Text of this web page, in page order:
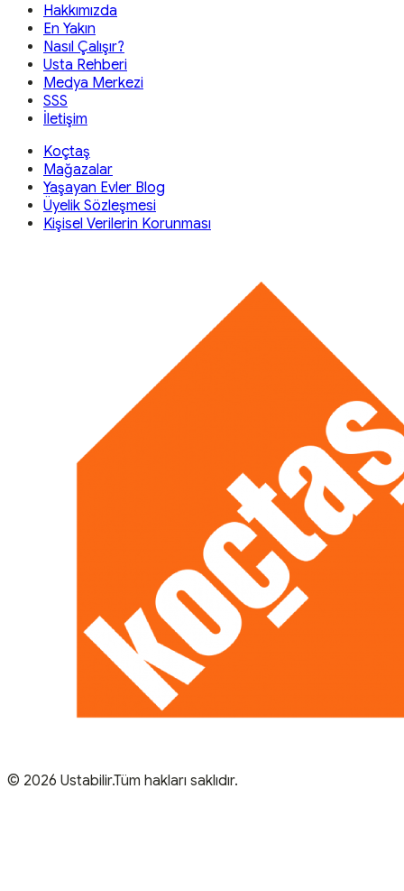
Hakkımızda
En Yakın
Nasıl Çalışır?
Usta Rehberi
Medya Merkezi
SSS
İletişim
Koçtaş
Mağazalar
Yaşayan Evler Blog
Üyelik Sözleşmesi
Kişisel Verilerin Korunması
© 2026 Ustabilir.Tüm hakları saklıdır.